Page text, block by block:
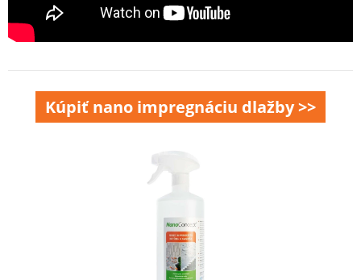
Kúpiť nano impregnáciu dlažby >>